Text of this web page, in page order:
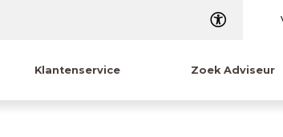
Klantenservice Zoek Adviseur